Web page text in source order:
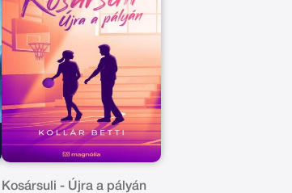
Kosársuli - Újra a pályán